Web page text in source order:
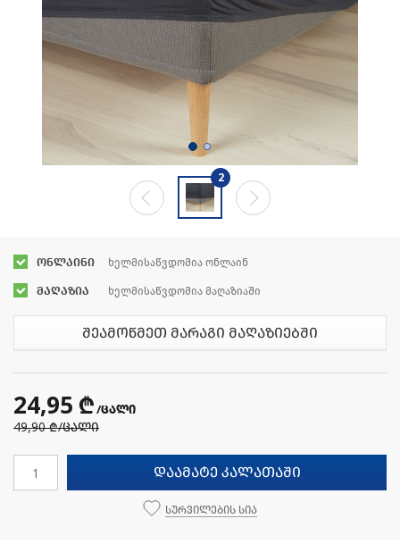
2
ონლაინი ხელმისაწვდომია ონლაინ
მაღაზია ხელმისაწვდომია მაღაზიაში
შეამოწმეთ მარაგი მაღაზიებში
24,95 ₾ /ცალი
49,90 ₾/ცალი
დაამატე კალათაში
სურვილების სია